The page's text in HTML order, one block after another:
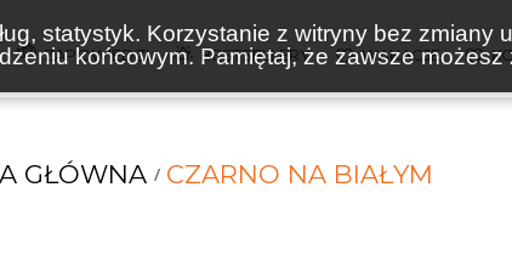
statystyk. Korzystanie z witryny bez zmiany
końcowym. Pamiętaj, że zawsze możesz
ZAPOWIEDZI BESTSELLERY WAKACJE
GŁÓWNA CZARNO NA BIAŁYM